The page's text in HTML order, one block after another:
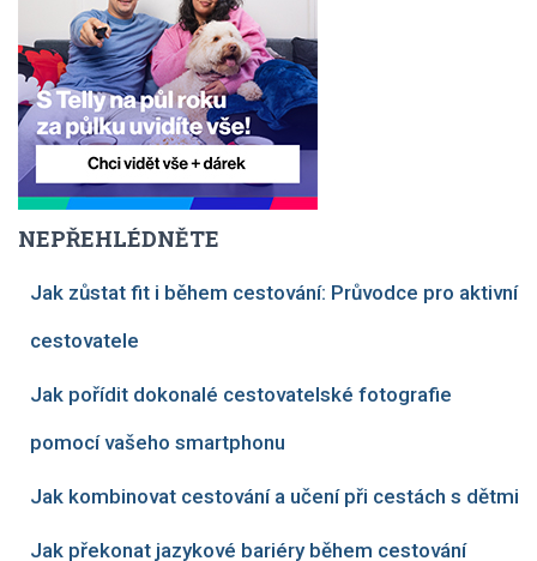
NEPŘEHLÉDNĚTE
Jak zůstat fit i během cestování: Průvodce pro aktivní
cestovatele
Jak pořídit dokonalé cestovatelské fotografie
pomocí vašeho smartphonu
Jak kombinovat cestování a učení při cestách s dětmi
Jak překonat jazykové bariéry během cestování